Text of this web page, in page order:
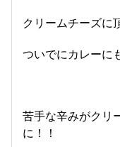
クリームチーズに
ついでにカレーに
苦手な辛みがクリ
に！！